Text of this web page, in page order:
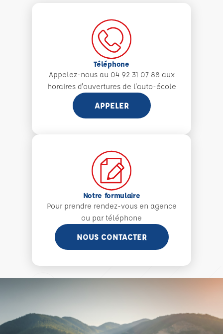
Téléphone
Appelez-nous au 04 92 31 07 88 aux
horaires d'ouvertures de l'auto-école
APPELER
Notre formulaire
Pour prendre rendez-vous en agence
ou par téléphone
NOUS CONTACTER